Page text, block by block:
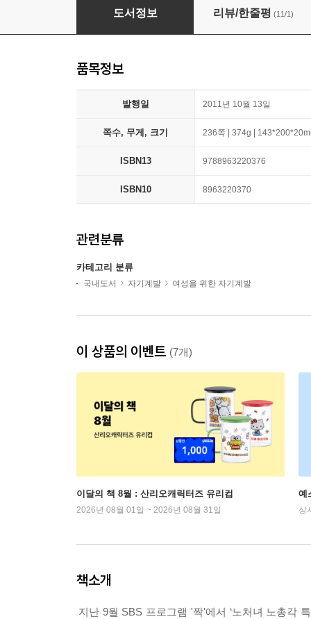
나는 독한 여자를 연기한다
도서정보 리뷰/한줄평 (11/1)
품목정보
발행일 2011년 10월 13일
쪽수, 무게, 크기 236쪽 | 374g |
ISBN13 9788963220376
ISBN10 8963220370
관련분류
카테고리 분류
국내도서 자기계발 여성을 위한 자기계발
이 상품의 이벤트 (7개)
이달의 책 8월 : 산리오캐릭터즈 유리컵
2026년 08월 01일 ~ 2026년 08월 31일
예
상
책소개
지난 9월 SBS 프로그램 '짝'에서 ‘노처녀 노총각